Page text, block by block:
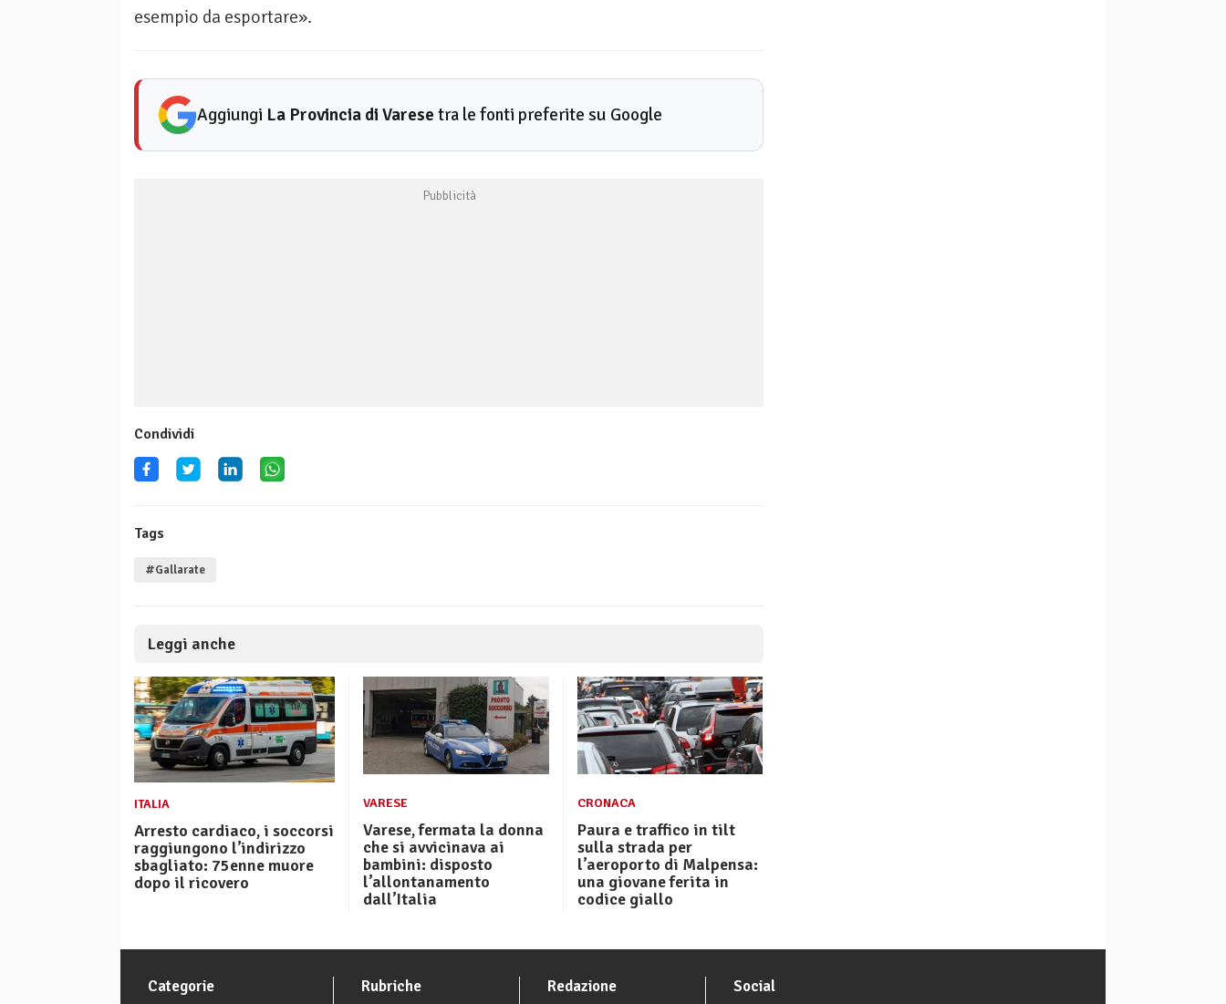
esempio da esportare».
Aggiungi La Provincia di Varese tra le fonti preferite su Google
Condividi
Tags
#Gallarate
Leggi anche
ITALIA
Arresto cardiaco, i soccorsi
raggiungono l’indirizzo
sbagliato: 75enne muore
dopo il ricovero
VARESE
Varese, fermata la donna
che si avvicinava ai
bambini: disposto
l’allontanamento
dall’Italia
CRONACA
Paura e traffico in tilt
sulla strada per
l’aeroporto di Malpensa:
una giovane ferita in
codice giallo
Categorie Rubriche Redazione Social